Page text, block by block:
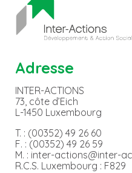
Adresse
INTER-ACTIONS
73, côte d’Eich
L-1450 Luxembourg
T. : (00352) 49 26 60
F. : (00352) 49 26 59
M. : inter-actions@inter-
R.C.S. Luxembourg : F829